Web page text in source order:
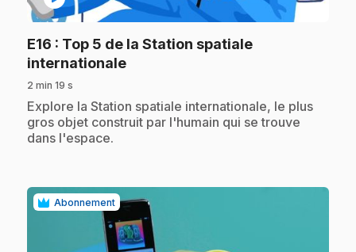
E16 : Top 5 de la Station spatiale
internationale.
2 min 19 s
.Explore la Station spatiale internationale, le plus
gros objet construit par l'humain qui se trouve
dans l'espace.
Abonnement